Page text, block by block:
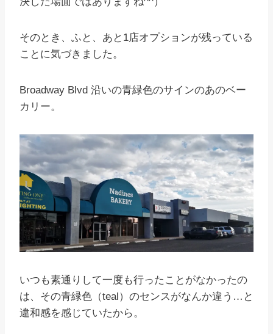
そのとき、ふと、あと1店オプションが残っている
ことに気づきました。
Broadway Blvd 沿いの青緑色のサインのあのベー
カリー。
いつも素通りして一度も行ったことがなかったの
は、その青緑色（teal）のセンスがなんか違う…と
違和感を感じていたから。